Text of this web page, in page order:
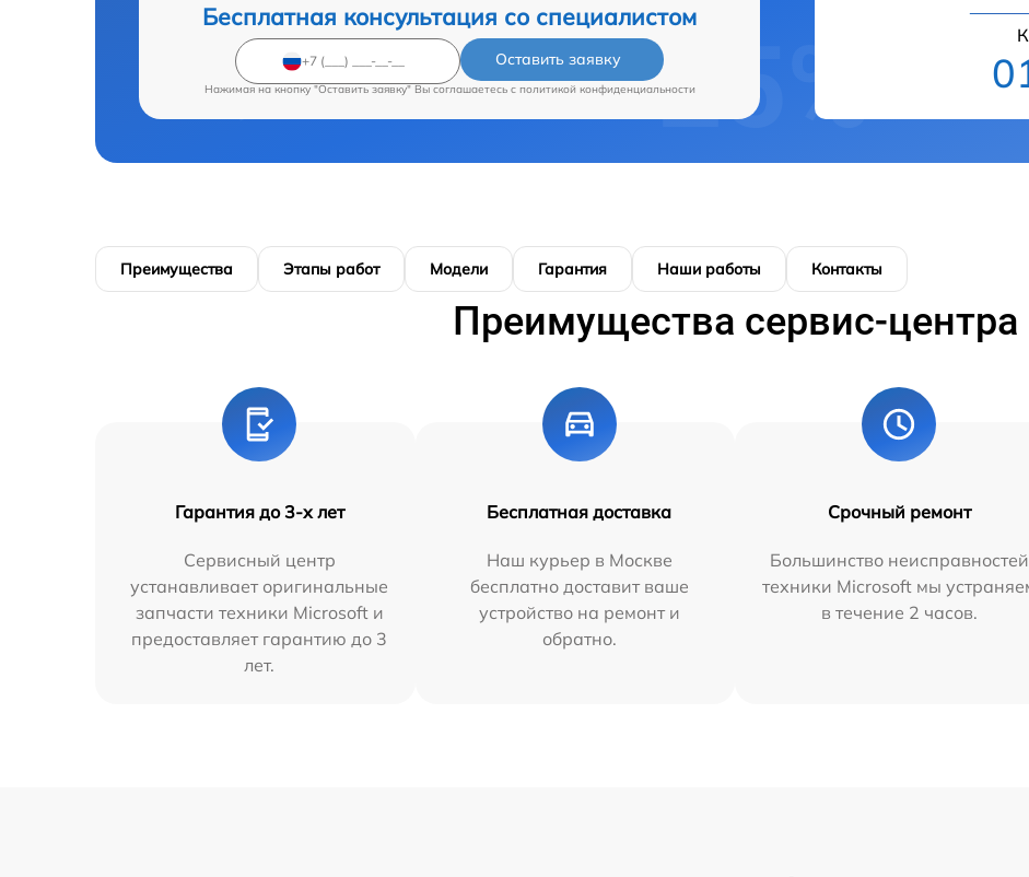
Бесплатная консультация со специалистом
Оставить заявку
Нажимая на кнопку "Оставить заявку" Вы соглашаетесь c политикой конфиденциальности
Преимущества Этапы работ Модели Гарантия Наши работы Контакты
Преимущества сервис-центра
Гарантия до 3-х лет
Сервисный центр
устанавливает оригинальные
запчасти техники Microsoft и
предоставляет гарантию до 3
лет.
Бесплатная доставка
Наш курьер в Москве
бесплатно доставит ваше
устройство на ремонт и
обратно.
Срочный ремонт
Большинство неисправностей
техники Microsoft мы
в течение 2 часов.